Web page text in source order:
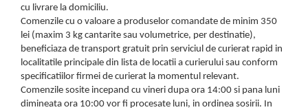
Insigne personalizate
Body bebelusi personalizate
Perne personalizate
Plusuri personalizate
Agende personalizate
Cadouri pentru Sefa/Sef
Cadouri pentru Colegi
Cadouri pentru Doctori
Cadouri Pensionare
Cadouri Profesori
cu livrare la domiciliu.
Comenzile cu o valoare a produselor comandate de minim 350
lei (maxim 3 kg cantarite sau volumetrice, per destinatie),
beneficiaza de transport gratuit prin serviciul de curierat rapid in
localitatile principale din lista de locatii a curierului sau conform
specificatiilor firmei de curierat la momentul relevant.
Comenzile sosite incepand cu vineri dupa ora 14:00 si pana luni
dimineata ora 10:00 vor fi procesate luni, in ordinea sosirii. In